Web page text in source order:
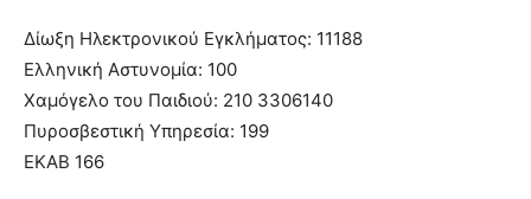
Δίωξη Ηλεκτρονικού Εγκλήματος: 11188
Ελληνική Αστυνομία: 100
Χαμόγελο του Παιδιού: 210 3306140
Πυροσβεστική Υπηρεσία: 199
ΕΚΑΒ 166